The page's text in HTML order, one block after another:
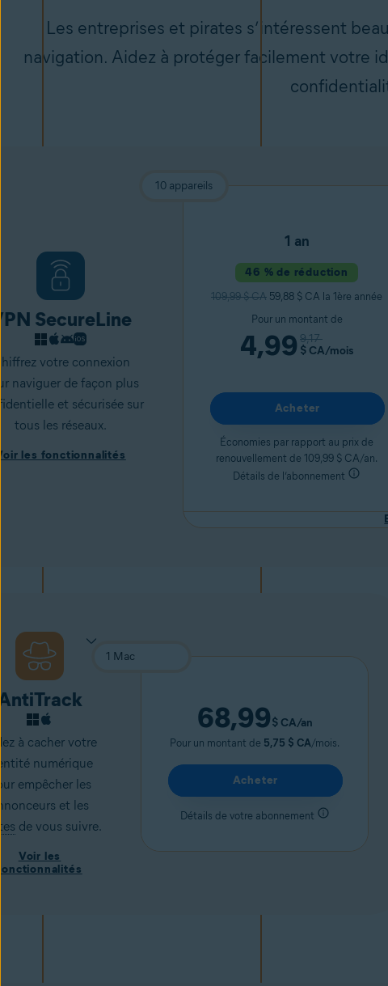
Les entreprises et pirates s’intéressent
navigation. Aidez à protéger facilement votre
SecureLine
votre connexion
naviguer de façon plus
et sécurisée sur
tous les réseaux.
les fonctionnalités
10 appareils
1 an
46 % de réduction
109,99 $ CA 59,88 $ CA la 1ère année
Pour un montant de
4,99 9,17
$ CA/mois
Acheter
Économies par rapport au prix de
renouvellement de 109,99 $ CA/an.
Détails de l’abonnement
à cacher votre
numérique
empêcher les
et les
de vous suivre.
Voir les
68,99$ CA/an
Pour un montant de 5,75 $ CA/mois.
Acheter
Détails de votre abonnement